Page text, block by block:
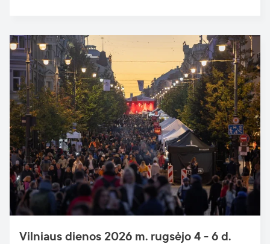
Vilniaus dienos 2026 m. rugsėjo 4 - 6 d.